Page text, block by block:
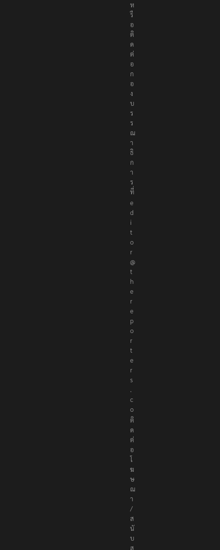
ห
รื
อ
ติ
ด
ต่
อ
ก
อ
ง
บ
ร
ร
ณ
า
ธิ
ก
า
ร
ที่
e
d
i
t
o
r
@
t
h
e
r
e
p
o
r
t
e
r
s
.
c
o
ติ
ด
ต่
อ
โ
ฆ
ษ
ณ
า
/
ส
นั
บ
ส